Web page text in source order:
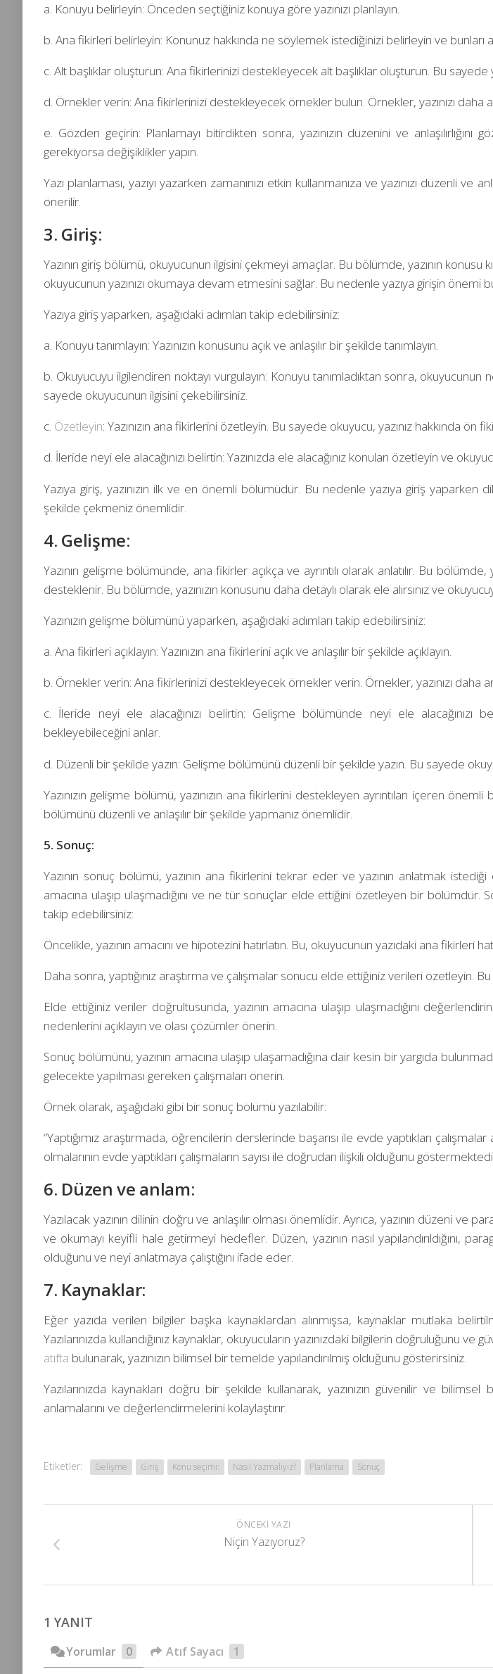
a. Konuyu belirleyin: Önceden seçtiğiniz konuya göre yazınızı planlayın.
b. Ana fikirleri belirleyin: Konunuz hakkında ne söylemek istediğinizi belirleyin ve bunları
c. Alt başlıklar oluşturun: Ana fikirlerinizi destekleyecek alt başlıklar oluşturun. Bu sayede
d. Örnekler verin: Ana fikirlerinizi destekleyecek örnekler bulun. Örnekler, yazınızı daha
e. Gözden geçirin: Planlamayı bitirdikten sonra, yazınızın düzenini ve anlaşılırlığını
gerekiyorsa değişiklikler yapın.
Yazı planlaması, yazıyı yazarken zamanınızı etkin kullanmanıza ve yazınızı düzenli
önerilir.
3. Giriş:
Yazının giriş bölümü, okuyucunun ilgisini çekmeyi amaçlar. Bu bölümde, yazının konusu
okuyucunun yazınızı okumaya devam etmesini sağlar. Bu nedenle yazıya girişin önemi
Yazıya giriş yaparken, aşağıdaki adımları takip edebilirsiniz:
a. Konuyu tanımlayın: Yazınızın konusunu açık ve anlaşılır bir şekilde tanımlayın.
b. Okuyucuyu ilgilendiren noktayı vurgulayın: Konuyu tanımladıktan sonra, okuyucunun
sayede okuyucunun ilgisini çekebilirsiniz.
c. Özetleyin: Yazınızın ana fikirlerini özetleyin. Bu sayede okuyucu, yazınız hakkında ön
d. İleride neyi ele alacağınızı belirtin: Yazınızda ele alacağınız konuları özetleyin ve
Yazıya giriş, yazınızın ilk ve en önemli bölümüdür. Bu nedenle yazıya giriş yaparken
şekilde çekmeniz önemlidir.
4. Gelişme:
Yazının gelişme bölümünde, ana fikirler açıkça ve ayrıntılı olarak anlatılır. Bu
desteklenir. Bu bölümde, yazınızın konusunu daha detaylı olarak ele alırsınız ve
Yazınızın gelişme bölümünü yaparken, aşağıdaki adımları takip edebilirsiniz:
a. Ana fikirleri açıklayın: Yazınızın ana fikirlerini açık ve anlaşılır bir şekilde açıklayın.
b. Örnekler verin: Ana fikirlerinizi destekleyecek örnekler verin. Örnekler, yazınızı daha
c. İleride neyi ele alacağınızı belirtin: Gelişme bölümünde neyi ele alacağınızı
bekleyebileceğini anlar.
d. Düzenli bir şekilde yazın: Gelişme bölümünü düzenli bir şekilde yazın. Bu sayede
Yazınızın gelişme bölümü, yazınızın ana fikirlerini destekleyen ayrıntıları içeren
bölümünü düzenli ve anlaşılır bir şekilde yapmanız önemlidir.
5. Sonuç:
Yazının sonuç bölümü, yazının ana fikirlerini tekrar eder ve yazının anlatmak istediği
amacına ulaşıp ulaşmadığını ve ne tür sonuçlar elde ettiğini özetleyen bir bölümdür.
takip edebilirsiniz:
Öncelikle, yazının amacını ve hipotezini hatırlatın. Bu, okuyucunun yazıdaki ana fikirleri
Daha sonra, yaptığınız araştırma ve çalışmalar sonucu elde ettiğiniz verileri özetleyin.
Elde ettiğiniz veriler doğrultusunda, yazının amacına ulaşıp ulaşmadığını
nedenlerini açıklayın ve olası çözümler önerin.
Sonuç bölümünü, yazının amacına ulaşıp ulaşamadığına dair kesin bir yargıda
gelecekte yapılması gereken çalışmaları önerin.
Örnek olarak, aşağıdaki gibi bir sonuç bölümü yazılabilir:
“Yaptığımız araştırmada, öğrencilerin derslerinde başarısı ile evde yaptıkları
olmalarının evde yaptıkları çalışmaların sayısı ile doğrudan ilişkili olduğunu
6. Düzen ve anlam:
Yazılacak yazının dilinin doğru ve anlaşılır olması önemlidir. Ayrıca, yazının düzeni ve
ve okumayı keyifli hale getirmeyi hedefler. Düzen, yazının nasıl yapılandırıldığını,
olduğunu ve neyi anlatmaya çalıştığını ifade eder.
7. Kaynaklar:
Eğer yazıda verilen bilgiler başka kaynaklardan alınmışsa, kaynaklar mutlaka
Yazılarınızda kullandığınız kaynaklar, okuyucuların yazınızdaki bilgilerin doğruluğunu
atıfta bulunarak, yazınızın bilimsel bir temelde yapılandırılmış olduğunu gösterirsiniz.
Yazılarınızda kaynakları doğru bir şekilde kullanarak, yazınızın güvenilir ve bilimsel
anlamalarını ve değerlendirmelerini kolaylaştırır.
Etiketler: Gelişme Giriş Konu seçimi: Nasıl Yazmalıyız? Planlama Sonuç
ÖNCEKI YAZI
Niçin Yazıyoruz?
1 YANIT
Yorumlar 0 Atıf Sayacı 1